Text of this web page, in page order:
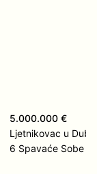
5.000.000 €
Ljetnikovac u
6 Spavaće Sobe